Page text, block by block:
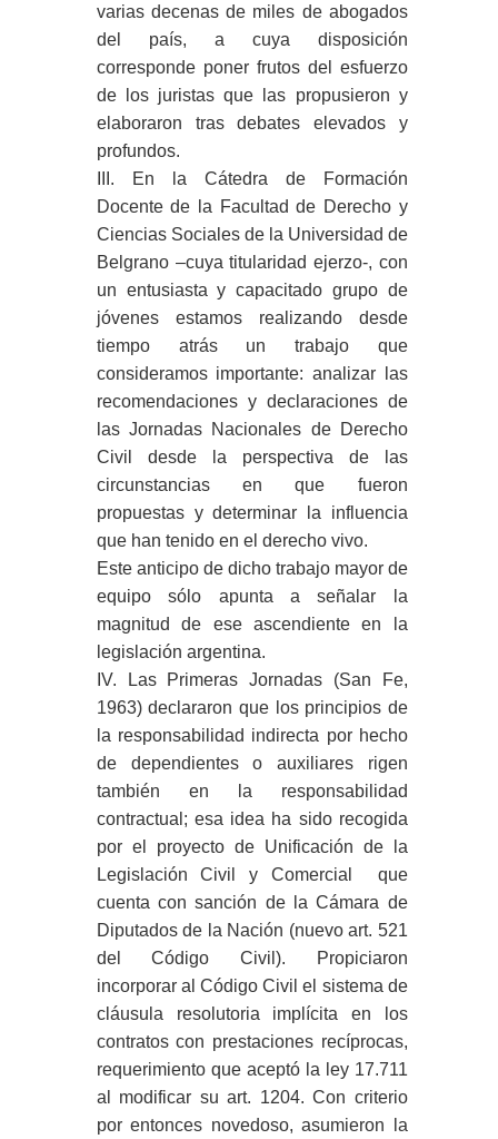
varias decenas de miles de abogados
del país, a cuya disposición
corresponde poner frutos del esfuerzo
de los juristas que las propusieron y
elaboraron tras debates elevados y
profundos.
III. En la Cátedra de Formación
Docente de la Facultad de Derecho y
Ciencias Sociales de la Universidad de
Belgrano –cuya titularidad ejerzo-, con
un entusiasta y capacitado grupo de
jóvenes estamos realizando desde
tiempo atrás un trabajo que
consideramos importante: analizar las
recomendaciones y declaraciones de
las Jornadas Nacionales de Derecho
Civil desde la perspectiva de las
circunstancias en que fueron
propuestas y determinar la influencia
que han tenido en el derecho vivo.
Este anticipo de dicho trabajo mayor de
equipo sólo apunta a señalar la
magnitud de ese ascendiente en la
legislación argentina.
IV. Las Primeras Jornadas (San Fe,
1963) declararon que los principios de
la responsabilidad indirecta por hecho
de dependientes o auxiliares rigen
también en la responsabilidad
contractual; esa idea ha sido recogida
por el proyecto de Unificación de la
Legislación Civil y Comercial que
cuenta con sanción de la Cámara de
Diputados de la Nación (nuevo art. 521
del Código Civil). Propiciaron
incorporar al Código Civil el sistema de
cláusula resolutoria implícita en los
contratos con prestaciones recíprocas,
requerimiento que aceptó la ley 17.711
al modificar su art. 1204. Con criterio
por entonces novedoso, asumieron la